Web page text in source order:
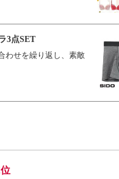
3点SET
わせを繰り返し、素敵
位